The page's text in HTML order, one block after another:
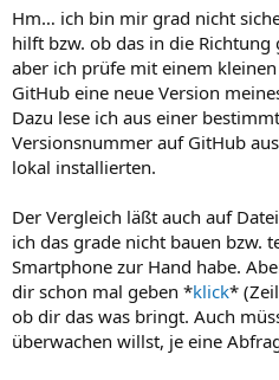
Hm… ich bin mir grad nicht
hilft bzw. ob das in die
aber ich prüfe mit einem
GitHub eine neue Version
Dazu lese ich aus einer
Versionsnummer auf GitHub
lokal installierten.
Der Vergleich läßt auch auf
ich das grade nicht bauen bzw.
Smartphone zur Hand habe.
dir schon mal geben *klick*
ob dir das was bringt. Auch
überwachen willst, je eine